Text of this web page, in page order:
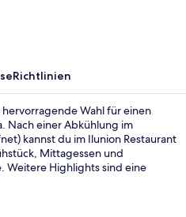
Richtlinien
Wahl für einen
Nach einer Abkühlung im
kannst du im Ilunion Restaurant
Mittagessen und
Weitere Highlights sind eine
und Kochnischen.